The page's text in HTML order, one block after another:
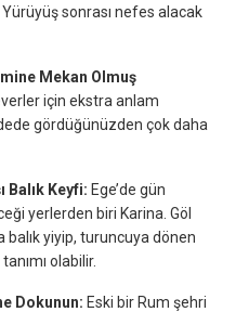
sonrası nefes alacak
Mekan Olmuş
için ekstra anlam
gördüğünüzden çok daha
Balık Keyfi: Ege’de gün
yerlerden biri Karina. Göl
balık yiyip, turuncuya dönen
olabilir.
Dokunun: Eski bir Rum şehri